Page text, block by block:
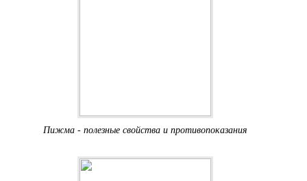
Пижма - полезные свойства и противопоказания